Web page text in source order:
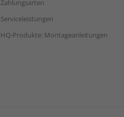
Zahlungsarten
Serviceleistungen
HQ-Produkte: Montageanleitungen